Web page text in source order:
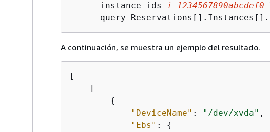
    --instance-ids
i-1234567890abcdef0
--query
A continuación, se muestra un ejemplo del resultado.
[
    [
{
"DeviceName" : "/dev/xvda" ,
"Ebs" : {